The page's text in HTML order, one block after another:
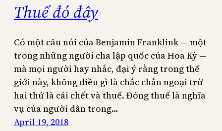
Thuế đó đây
Có một câu nói của Benjamin Franklink — một
trong những người cha lập quốc của Hoa Kỳ —
mà mọi người hay nhắc, đại ý rằng trong thế
giới này, không điều gì là chắc chắn ngoại trừ
hai thứ là cái chết và thuế. Đóng thuế là nghĩa
vụ của người dân trong…
April 19, 2018